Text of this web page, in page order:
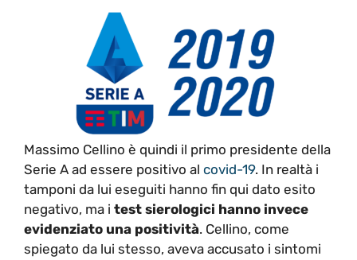
Massimo Cellino è quindi il primo presidente della
Serie A ad essere positivo al covid-19. In realtà i
tamponi da lui eseguiti hanno fin qui dato esito
negativo, ma i test sierologici hanno invece
evidenziato una positività. Cellino, come
spiegato da lui stesso, aveva accusato i sintomi